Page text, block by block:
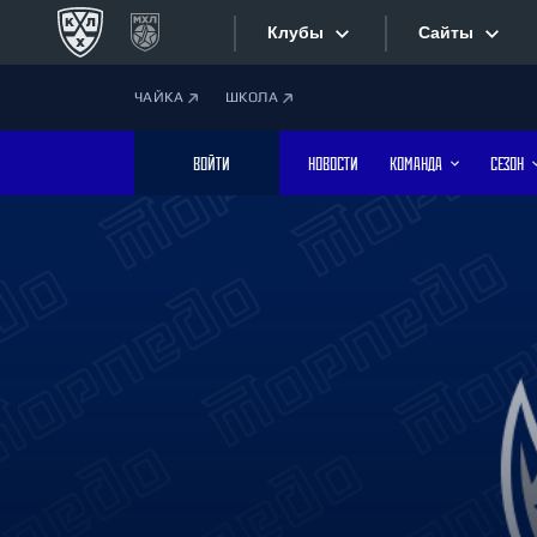
Клубы
Дивизион Боброва
Лада
Сайты
Фотобанк
ЧАЙКА ШКОЛА
ВОЙТИ НОВОСТИ КОМАНДА СЕЗОН